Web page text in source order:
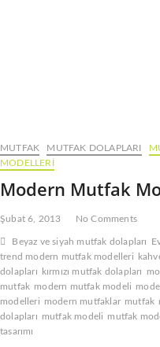
MUTFAK MUTFAK DOLAPLARI
MODELLERI
Modern Mutfak
Şubat 6, 2013 No Comments
Beyaz ve siyah mutfak dolapları
trend modern mutfak modelleri
dolapları
kırmızı mutfak dolapları
mutfak modern mutfak modeli
modelleri modern mutfaklar mutfak
dolapları mutfak modeli mutfak
tasarımı